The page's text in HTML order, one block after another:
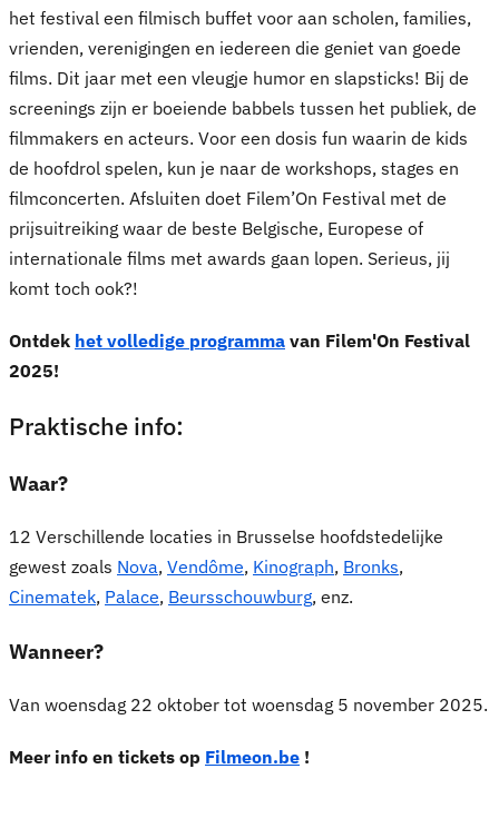
het festival een filmisch buffet voor aan scholen, families,
vrienden, verenigingen en iedereen die geniet van goede
films. Dit jaar met een vleugje humor en slapsticks! Bij de
screenings zijn er boeiende babbels tussen het publiek, de
filmmakers en acteurs. Voor een dosis fun waarin de kids
de hoofdrol spelen, kun je naar de workshops, stages en
filmconcerten. Afsluiten doet Filem’On Festival met de
prijsuitreiking waar de beste Belgische, Europese of
internationale films met awards gaan lopen. Serieus, jij
komt toch ook?!
Ontdek het volledige programma van Filem'On Festival
2025!
Praktische info:
Waar?
12 Verschillende locaties in Brusselse hoofdstedelijke
gewest zoals Nova, Vendôme, Kinograph, Bronks,
Cinematek, Palace, Beursschouwburg, enz.
Wanneer?
Van woensdag 22 oktober tot woensdag 5 november 2025.
Meer info en tickets op Filmeon.be !